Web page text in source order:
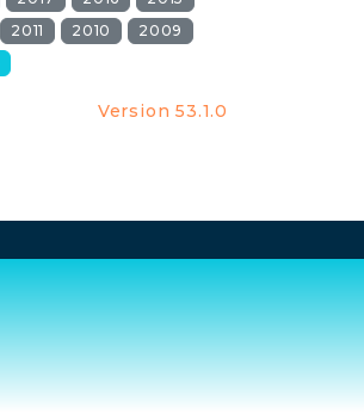
2011 2010
2009
Version 53.1.0